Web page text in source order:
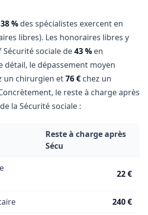
38 % des spécialistes exercent en
libres). Les honoraires libres y
sociale de43 % en
détail, le dépassement moyen
un chirurgien et76 € chez un
le reste à charge après
la Sécurité sociale :
Reste à charge après
Sécu
22 €
240 €